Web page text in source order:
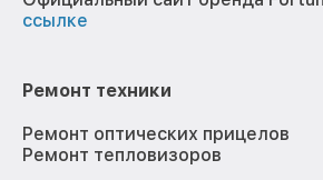
ссылке
Ремонт техники
Ремонт оптических прицелов
Ремонт тепловизоров